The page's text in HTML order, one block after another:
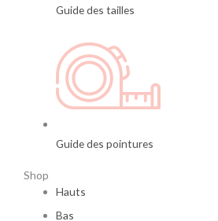
Guide des tailles
Guide des pointures
Shop
Hauts
Bas